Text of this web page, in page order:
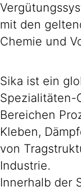
mit den
Chemie und
Sika ist ein
Spezialitäten-
Bereichen
Kleben,
von
Industrie.
Innerhalb der